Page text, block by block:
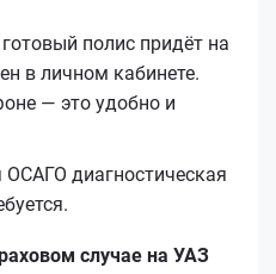
полис придёт на
в личном кабинете.
— это удобно и
диагностическая
случае на УАЗ